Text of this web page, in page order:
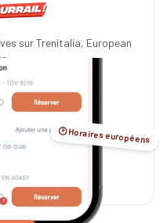
sur Trenitalia, European
🕑 Horaires européens